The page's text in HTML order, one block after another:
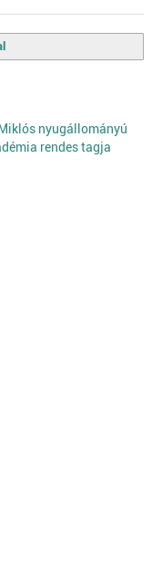
nyugállományú
rendes tagja